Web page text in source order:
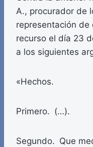
A., procurador de
representación de
recurso el día 23
a los siguientes
«Hechos.
Primero. (…).
Segundo. Que